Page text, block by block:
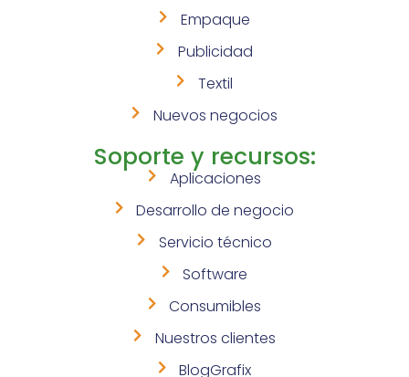
Empaque
Publicidad
Textil
Nuevos negocios
Soporte y recursos:
Aplicaciones
Desarrollo de negocio
Servicio técnico
Software
Consumibles
Nuestros clientes
BlogGrafix